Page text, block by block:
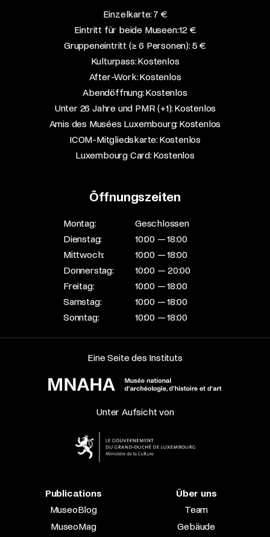
Einzelkarte: 7 €​
Eintritt für beide Museen: 12 €​
Gruppeneintritt (≥ 6 Personen): 5 €​
Kulturpass: Kostenlos​
After-Work: Kostenlos​
Abendöffnung: Kostenlos​
Unter 26 Jahre und PMR (+1): Kostenlos​
Amis des Musées Luxembourg: Kostenlos​
ICOM-Mitgliedskarte: Kostenlos​
Luxembourg Card: Kostenlos
Öffnungszeiten
Montag:
Geschlossen
Dienstag:
10:00 — 18:00
Mittwoch:
10:00 — 18:00
Donnerstag:
10:00 — 20:00
Freitag:
10:00 — 18:00
Samstag:
10:00 — 18:00
Sonntag:
10:00 — 18:00
Eine Seite des Instituts
Unter Aufsicht von
Publications
MuseoBlog
MuseoMag
Über uns
Team
Gebäude